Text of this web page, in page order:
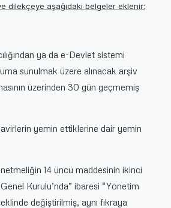
dilekçeye aşağıdaki belgeler eklenir:
ya da e-Devlet sistemi
sunulmak üzere alınacak arşiv
üzerinden 30 gün geçmemiş
yemin ettiklerine dair yemin
14 üncü maddesinin ikinci
Kurulu’nda” ibaresi “Yönetim
değiştirilmiş, aynı fıkraya